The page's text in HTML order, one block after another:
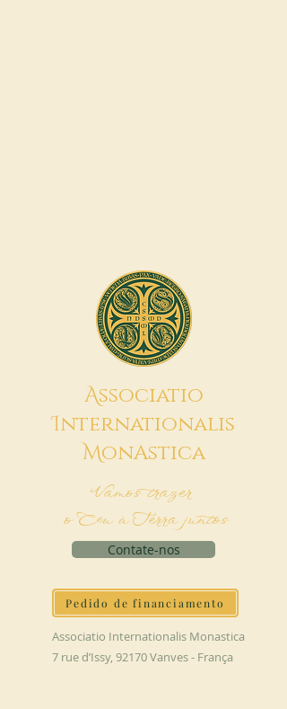
Associatio
Internationalis
MonAstica
Vamos trazer
o Céu à Terra juntos
Contate-nos
Pedido de financiamento
Associatio Internationalis Monastica
7 rue d’Issy, 92170 Vanves - França